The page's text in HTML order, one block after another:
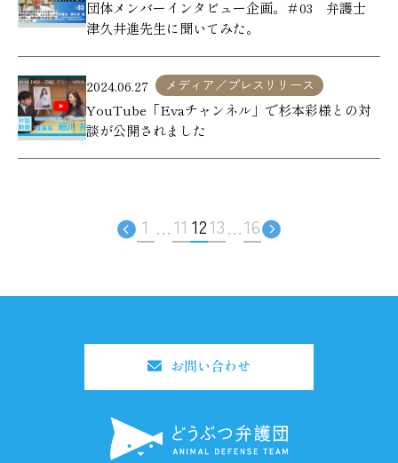
団体メンバーインタビュー企画。＃03 弁護士
津久井進先生に聞いてみた。
2024.06.27 メディア／プレスリリース
YouTube「Evaチャンネル」で杉本彩様との対
談が公開されました
1 …11 1213…16